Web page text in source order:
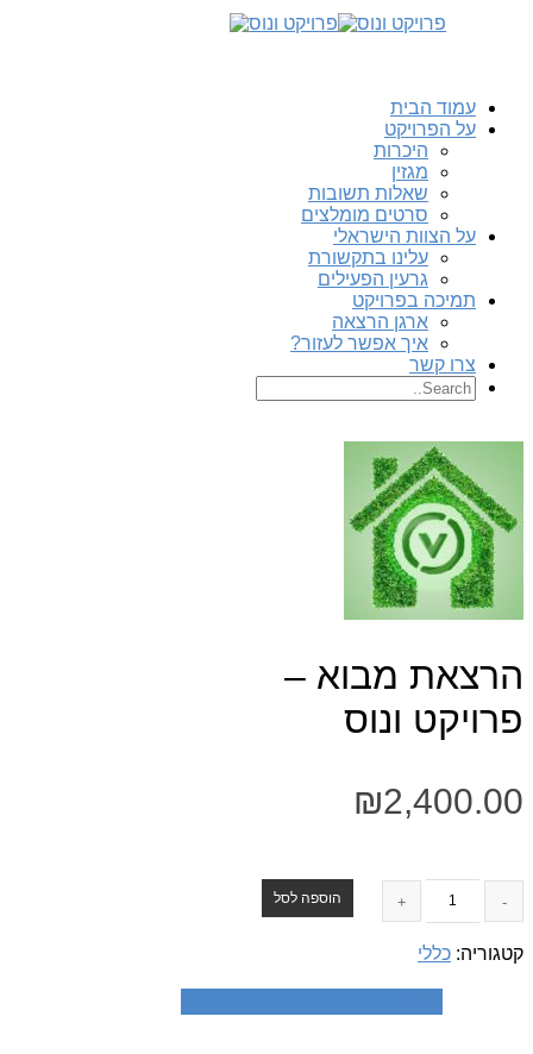
עמוד הבית
על הפרויקט
היכרות
מגזין
שאלות תשובות
סרטים מומלצים
על הצוות הישראלי
עלינו בתקשורת
גרעין הפעילים
תמיכה בפרויקט
ארגן הרצאה
איך אפשר לעזור?
צרו קשר
הרצאת מבוא –
פרויקט ונוס
₪2,400.00
הוספה לסל
קטגוריה: כללי